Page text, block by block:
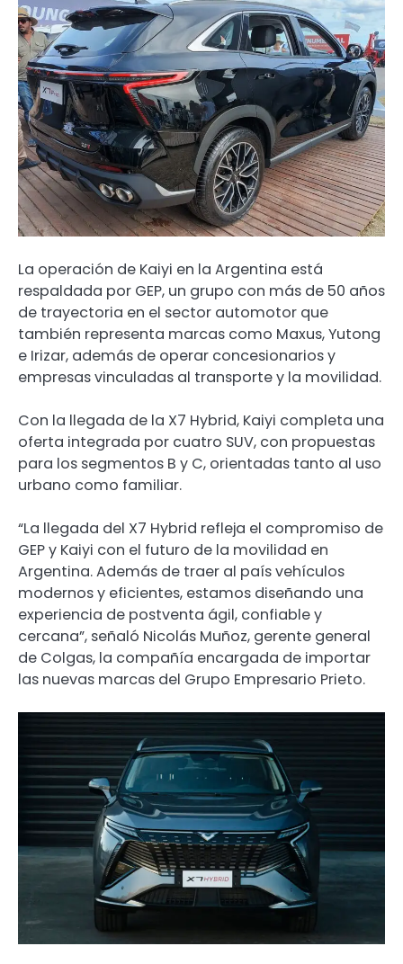
La operación de Kaiyi en la Argentina está
respaldada por GEP, un grupo con más de 50 años
de trayectoria en el sector automotor que
también representa marcas como Maxus, Yutong
e Irizar, además de operar concesionarios y
empresas vinculadas al transporte y la movilidad.
Con la llegada de la X7 Hybrid, Kaiyi completa una
oferta integrada por cuatro SUV, con propuestas
para los segmentos B y C, orientadas tanto al uso
urbano como familiar.
“La llegada del X7 Hybrid refleja el compromiso de
GEP y Kaiyi con el futuro de la movilidad en
Argentina. Además de traer al país vehículos
modernos y eficientes, estamos diseñando una
experiencia de postventa ágil, confiable y
cercana”, señaló Nicolás Muñoz, gerente general
de Colgas, la compañía encargada de importar
las nuevas marcas del Grupo Empresario Prieto.